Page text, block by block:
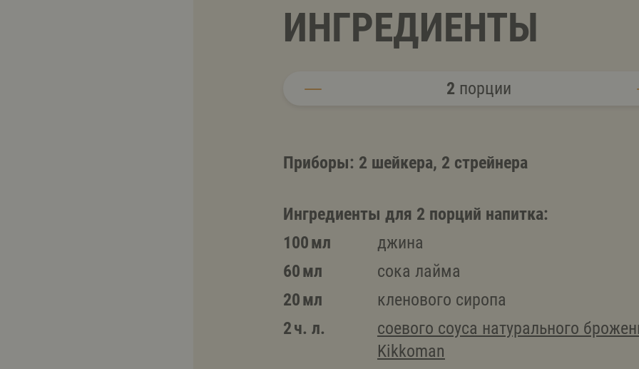
ИНГРЕДИЕНТЫ
2 порции
Приборы: 2 шейкера, 2 стрейнера
Ингредиенты для 2 порций напитка:
100 мл
джина
60 мл
сока лайма
20 мл
кленового сиропа
2 ч. л.
соевого соуса натурального
Kikkoman